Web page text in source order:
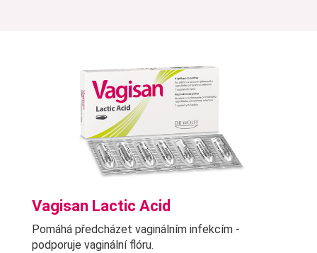
Vagisan Lactic Acid
Pomáhá předcházet vaginálním infekcím -
podporuje vaginální flóru.